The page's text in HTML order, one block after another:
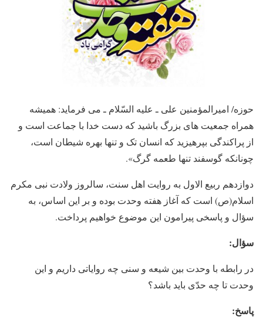
حوزه/ امیرالمؤمنین علی ـ علیه السّلام ـ می فرماید: همیشه
همراه جمعیت های بزرگ باشید که دست خدا با جماعت است و
از پراکندگی بپرهیزید که انسان تک و تنها بهره شیطان است،
چونانکه گوسفند تنها طعمه گرگ».
دوازدهم ربیع الاول به روایت اهل سنت، سالروز ولادت نبی مکرم
اسلام(ص) است که آغاز هفته وحدت بوده و بر این اساس، به
سؤال و پاسخی پیرامون این موضوع خواهیم پرداخت.
سؤال:
در رابطه با وحدت بین شیعه و سنی چه روایاتی داریم و این
وحدت تا چه حدّی باید باشد؟
پاسخ: